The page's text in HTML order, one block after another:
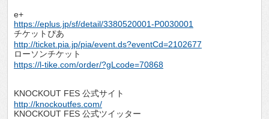
e+
https://eplus.jp/sf/detail/3380520001-P0030001
チケットぴあ
http://ticket.pia.jp/pia/event.ds?eventCd=2102677
ローソンチケット
https://l-tike.com/order/?gLcode=70868
KNOCKOUT FES 公式サイト
http://knockoutfes.com/
KNOCKOUT FES 公式ツイッター